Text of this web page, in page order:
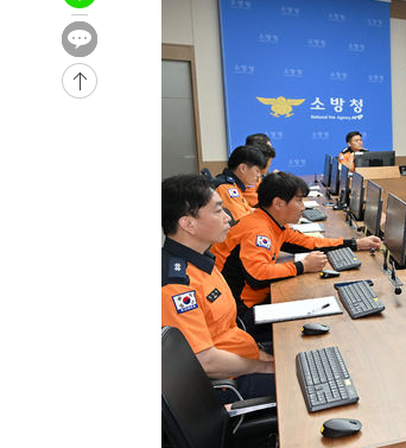
-20412초 전 >
이란, 호르무즈서 "적국 목표물들"과
례 큰 폭발음
-19127초 전 >
[속보]美, 폴리실리콘 수입 규제…파
발효
-17278초 전 >
[속보]트럼프, 美 원정출산 금지 행정
[속보] 뉴욕증시, 일제 하락 마감…